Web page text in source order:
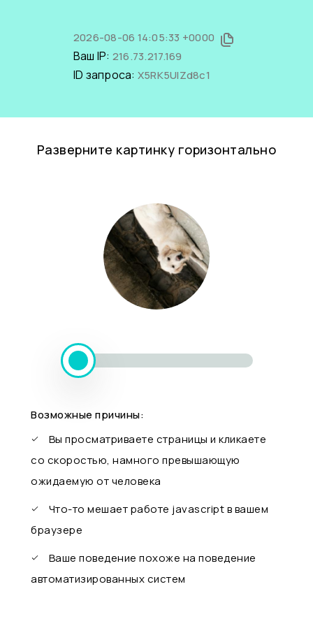
2026-08-06 14:05:33 +0000
Ваш IP: 216.73.217.169
ID запроса: X5RK5UlZd8c1
Разверните картинку горизонтально
Возможные причины:
Вы просматриваете страницы и кликаете
со скоростью, намного превышающую
ожидаемую от человека
Что-то мешает работе javascript в вашем
браузере
Ваше поведение похоже на поведение
автоматизированных систем